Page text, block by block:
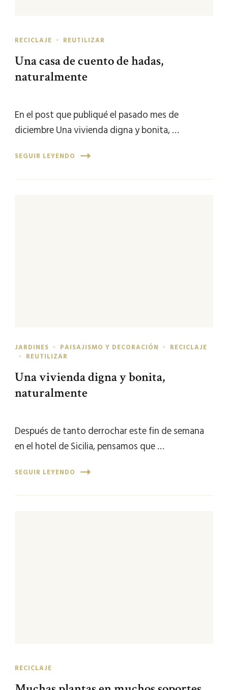
RECICLAJE REUTILIZAR
Una casa de cuento de hadas,
naturalmente
En el post que publiqué el pasado mes de
diciembre Una vivienda digna y bonita, …
SEGUIR LEYENDO
JARDINES PAISAJISMO Y DECORACIÓN
RECICLAJE
REUTILIZAR
Una vivienda digna y bonita,
naturalmente
Después de tanto derrochar este fin de semana
en el hotel de Sicilia, pensamos que …
SEGUIR LEYENDO
RECICLAJE